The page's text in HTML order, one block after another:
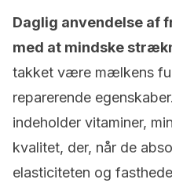
Daglig anvendelse af
med at mindske
takket være mælkens
reparerende
indeholder vitaminer,
kvalitet, der, når de
elasticiteten og